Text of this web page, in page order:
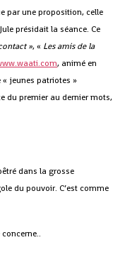
par une proposition, celle
présidait la séance. Ce
», « Les amis de la
, animé en
jeunes patriotes »
du premier au dernier mots,
dans la grosse
du pouvoir. C’est comme